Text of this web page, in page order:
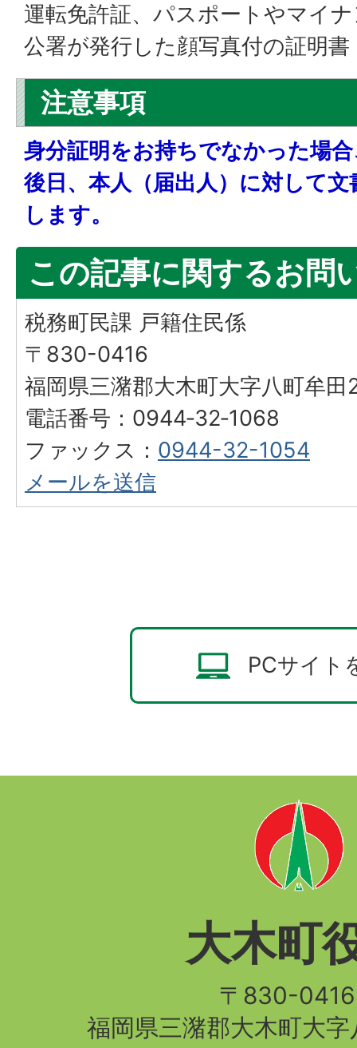
運転免許証、パスポートやマイ
公署が発行した顔写真付の証明書
注意事項
身分証明をお持ちでなかった場
後日、本人（届出人）に対して
します。
この記事に関するお問
税務町民課 戸籍住民係
〒830-0416
福岡県三潴郡大木町大字八町牟
電話番号：0944‐32‐1068
ファックス： 0944-32-1054
メールを送信
PCサイト
大木町
〒830-
福岡県三潴郡大木町大